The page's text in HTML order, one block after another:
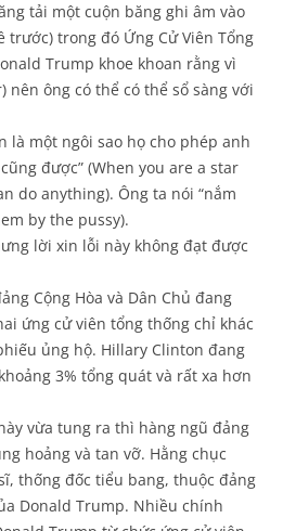
tải một cuộn băng ghi âm vào
trước) trong đó Ứng Cử Viên Tổng
Trump khoe khoan rằng vì
nên ông có thể có thể sổ sàng với
là một ngôi sao họ cho phép anh
được” (When you are a star
do anything). Ông ta nói “nắm
by the pussy).
lời xin lỗi này không đạt được
Cộng Hòa và Dân Chủ đang
ứng cử viên tổng thống chỉ khác
ủng hộ. Hillary Clinton đang
3% tổng quát và rất xa hơn
vừa tung ra thì hàng ngũ đảng
hoảng và tan vỡ. Hằng chục
thống đốc tiểu bang, thuộc đảng
Donald Trump. Nhiều chính